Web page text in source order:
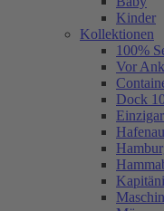
Kinder
Kollektionen
100%
Vor
Dock